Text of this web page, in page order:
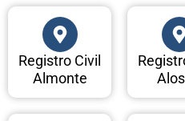
Registro Civil
Almonte